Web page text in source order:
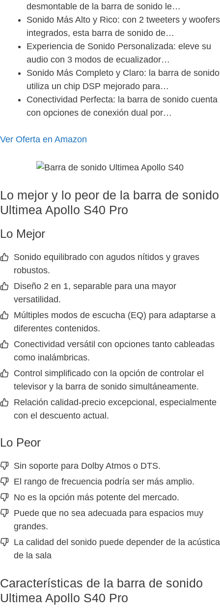
u003cstrongu003e¿Qué cables vienen incluidos
con la Ultimea Apollo S40 Pro?u003c/strongu003e
desmontable de la barra de sonido le…
Sonido Más Alto y Rico: con 2 tweeters y woofers
integrados, esta barra de sonido de…
Experiencia de Sonido Personalizada: eleve su
audio con 3 modos de ecualizador…
Sonido Más Completo y Claro: la barra de sonido
utiliza un chip DSP mejorado para…
Conectividad Perfecta: la barra de sonido cuenta
con opciones de conexión dual por…
Ver Oferta en Amazon
Lo mejor y lo peor de la barra de sonido
Ultimea Apollo S40 Pro
Lo Mejor
Sonido equilibrado con agudos nítidos y graves
robustos.
Diseño 2 en 1, separable para una mayor
versatilidad.
Múltiples modos de escucha (EQ) para adaptarse a
diferentes contenidos.
Conectividad versátil con opciones tanto cableadas
como inalámbricas.
Control simplificado con la opción de controlar el
televisor y la barra de sonido simultáneamente.
Relación calidad-precio excepcional, especialmente
con el descuento actual.
Lo Peor
Sin soporte para Dolby Atmos o DTS.
El rango de frecuencia podría ser más amplio.
No es la opción más potente del mercado.
Puede que no sea adecuada para espacios muy
grandes.
La calidad del sonido puede depender de la acústica
de la sala
Características de la barra de sonido
Ultimea Apollo S40 Pro